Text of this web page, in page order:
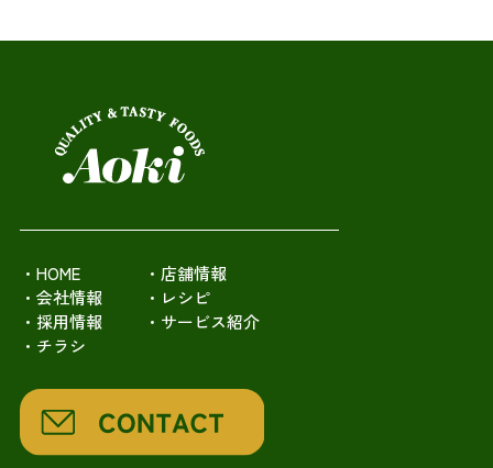
・HOME
・店舗情報
・会社情報
・レシピ
・採用情報
・サービス紹介
・チラシ